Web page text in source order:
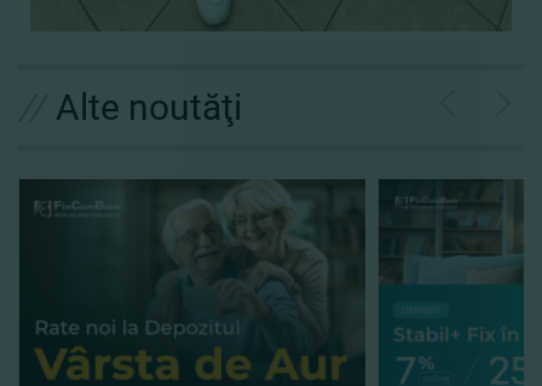
Alte noutăţi